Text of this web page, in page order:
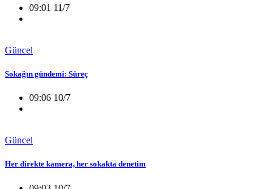
09:01 11/7
Güncel
Sokağın gündemi: Süreç
09:06 10/7
Güncel
Her direkte kamera, her sokakta denetim